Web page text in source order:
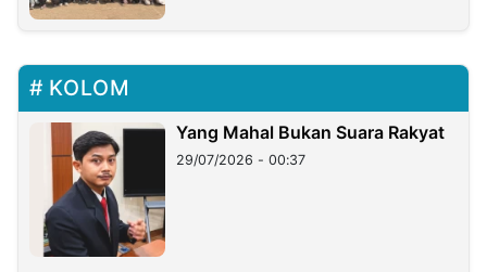
KOLOM
Yang Mahal Bukan Suara Rakyat
29/07/2026 - 00:37